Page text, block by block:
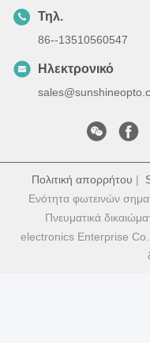
Τηλ.
86--13510560547
Ηλεκτρονικό
Πολιτική απορρήτου |
Ενότητα φωτεινών
Πνευματικά
electronics Enterprise